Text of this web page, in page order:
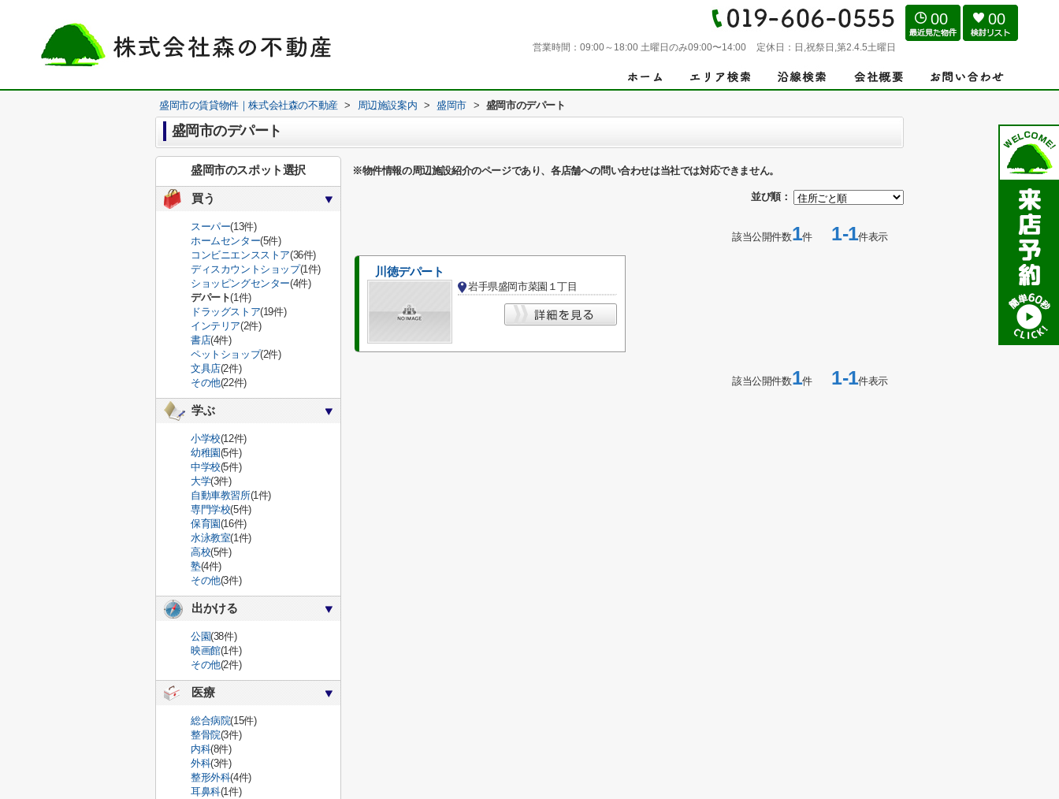
営業時間： 09:00～18:00 土曜日のみ09:00〜14:00 定休日： 日,祝祭日,第2.4.5土曜日
00 00
盛岡市の賃貸物件｜株式会社森の不動産 > 周辺施設案内 > 盛岡市 > 盛岡市のデパート
盛岡市のデパート
※物件情報の周辺施設紹介のページであり、各店舗への問い合わせは当社では対応できません。
並び順：
該当公開件数1件1-1件表示
川徳デパート
岩手県盛岡市菜園１丁目
該当公開件数1件1-1件表示
盛岡市のスポット選択
買う
スーパー(13件)
ホームセンター(5件)
コンビニエンスストア(36件)
ディスカウントショップ(1件)
ショッピングセンター(4件)
デパート(1件)
ドラッグストア(19件)
インテリア(2件)
書店(4件)
ペットショップ(2件)
文具店(2件)
その他(22件)
学ぶ
小学校(12件)
幼稚園(5件)
中学校(5件)
大学(3件)
自動車教習所(1件)
専門学校(5件)
保育園(16件)
水泳教室(1件)
高校(5件)
塾(4件)
その他(3件)
出かける
公園(38件)
映画館(1件)
その他(2件)
医療
総合病院(15件)
整骨院(3件)
内科(8件)
外科(3件)
整形外科(4件)
耳鼻科(1件)